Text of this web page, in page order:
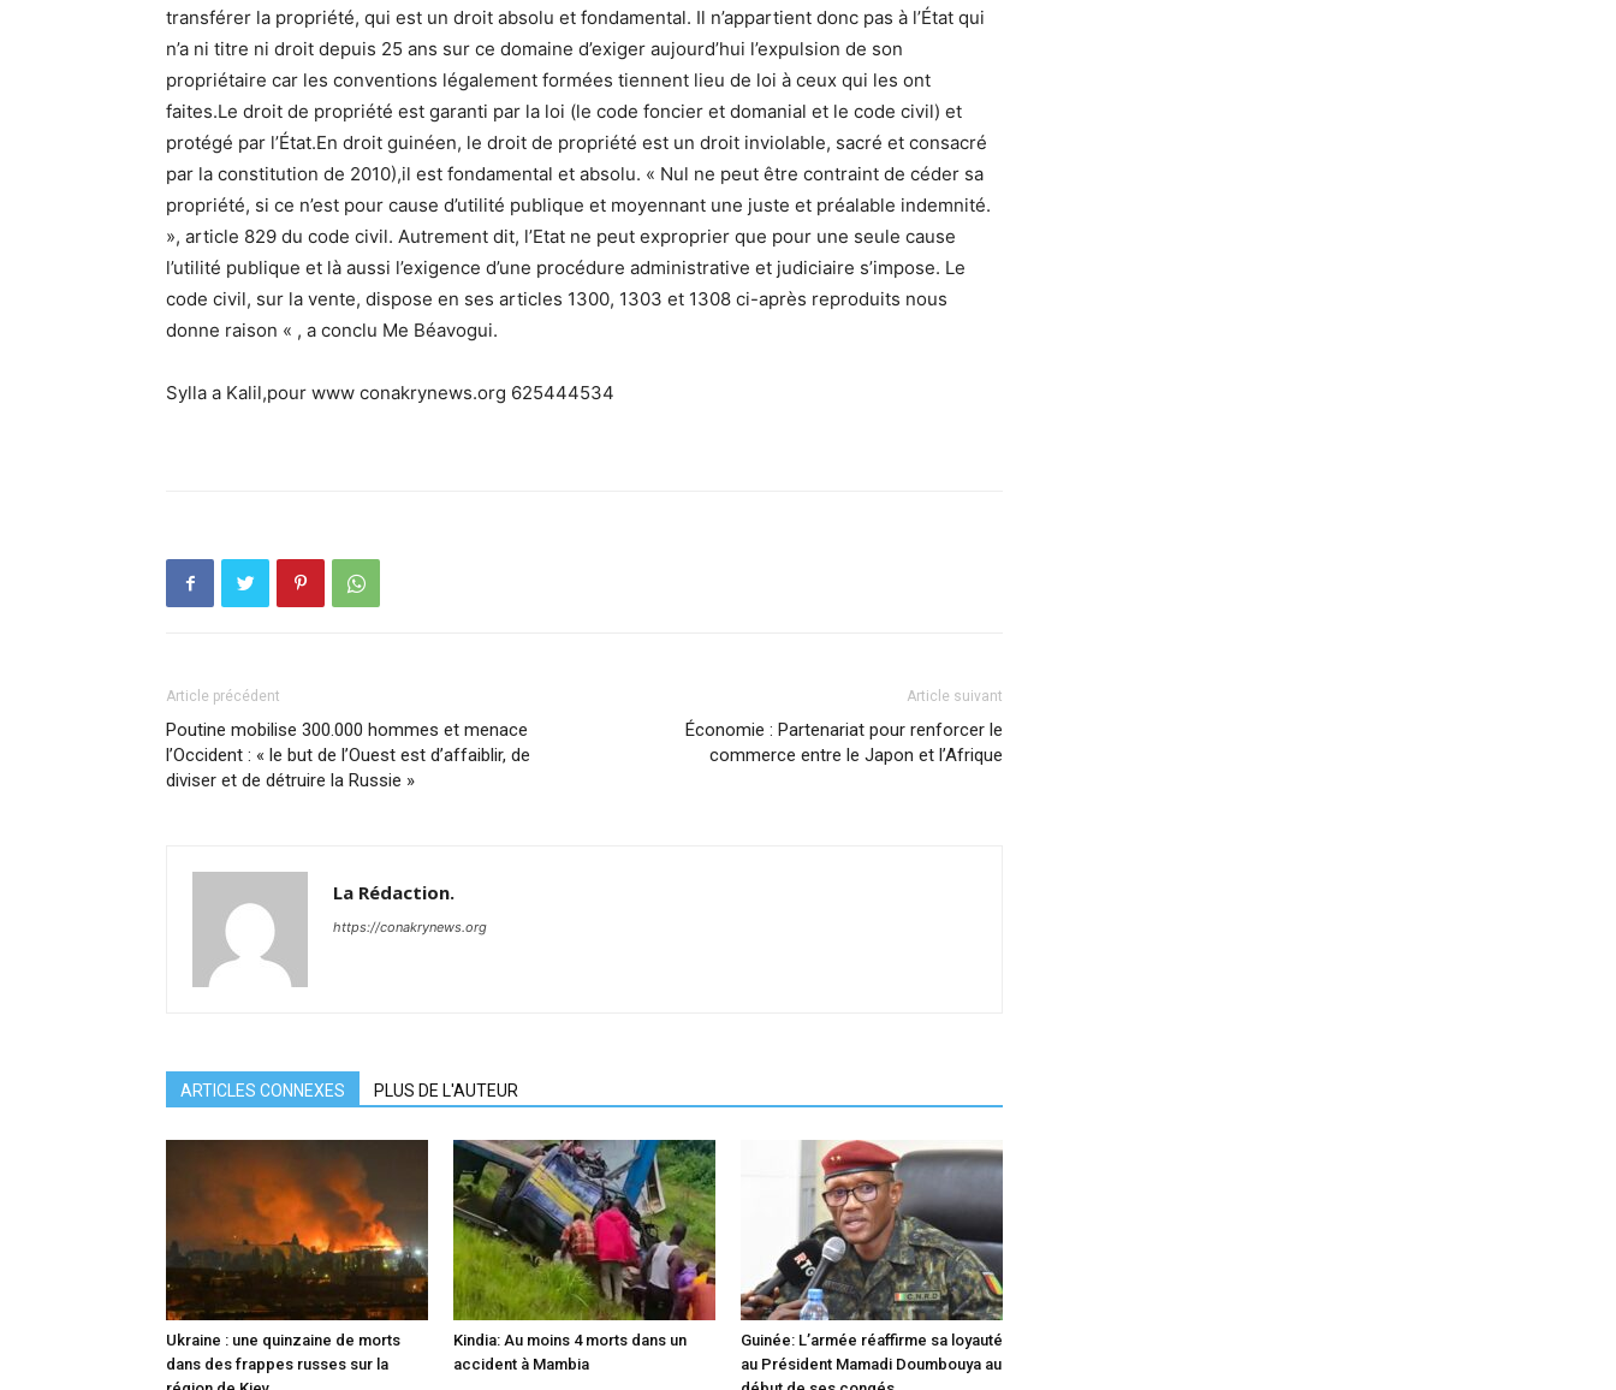
transférer la propriété, qui est un droit absolu et fondamental. Il n’appartient donc pas à l’État qui
n’a ni titre ni droit depuis 25 ans sur ce domaine d’exiger aujourd’hui l’expulsion de son
propriétaire car les conventions légalement formées tiennent lieu de loi à ceux qui les ont
faites.Le droit de propriété est garanti par la loi (le code foncier et domanial et le code civil) et
protégé par l’État.En droit guinéen, le droit de propriété est un droit inviolable, sacré et consacré
par la constitution de 2010),il est fondamental et absolu. « Nul ne peut être contraint de céder sa
propriété, si ce n’est pour cause d’utilité publique et moyennant une juste et préalable indemnité.
», article 829 du code civil. Autrement dit, l’Etat ne peut exproprier que pour une seule cause
l’utilité publique et là aussi l’exigence d’une procédure administrative et judiciaire s’impose. Le
code civil, sur la vente, dispose en ses articles 1300, 1303 et 1308 ci-après reproduits nous
donne raison « , a conclu Me Béavogui.
Sylla a Kalil,pour www conakrynews.org 625444534
Article précédent
Poutine mobilise 300.000 hommes et menace
l’Occident : « le but de l’Ouest est d’affaiblir, de
diviser et de détruire la Russie »
Article suivant
Économie : Partenariat pour renforcer le
commerce entre le Japon et l’Afrique
La Rédaction.
https://conakrynews.org
ARTICLES CONNEXES PLUS DE L'AUTEUR
Ukraine : une quinzaine de morts
dans des frappes russes sur la
Kindia: Au moins 4 morts dans un
accident à Mambia
Guinée: L’armée réaffirme sa loyauté
au Président Mamadi Doumbouya au